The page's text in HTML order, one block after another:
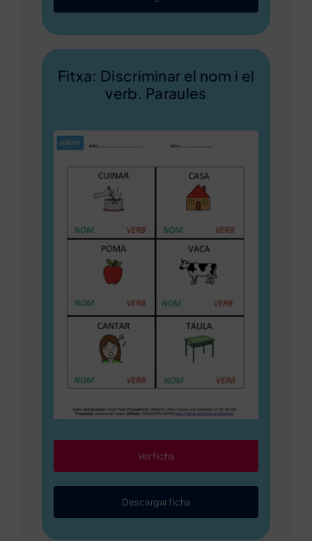
Fitxa: Discriminar el nom i el
verb. Paraules
Ver ficha
Descargar ficha